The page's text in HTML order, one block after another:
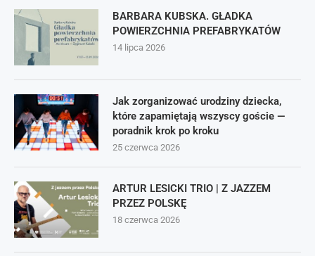
BARBARA KUBSKA. GŁADKA
POWIERZCHNIA PREFABRYKATÓW
14 lipca 2026
Jak zorganizować urodziny dziecka,
które zapamiętają wszyscy goście —
poradnik krok po kroku
25 czerwca 2026
ARTUR LESICKI TRIO | Z JAZZEM
PRZEZ POLSKĘ
18 czerwca 2026